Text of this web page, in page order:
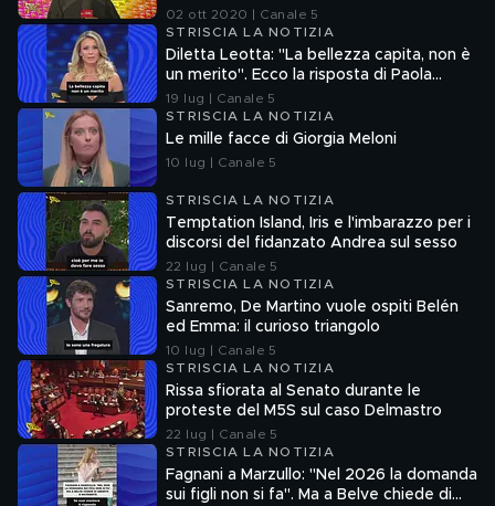
02 ott 2020 | Canale 5
STRISCIA LA NOTIZIA
Diletta Leotta: "La bellezza capita, non è
un merito". Ecco la risposta di Paola
Ferrari
19 lug | Canale 5
STRISCIA LA NOTIZIA
Le mille facce di Giorgia Meloni
10 lug | Canale 5
STRISCIA LA NOTIZIA
Temptation Island, Iris e l'imbarazzo per i
discorsi del fidanzato Andrea sul sesso
22 lug | Canale 5
STRISCIA LA NOTIZIA
Sanremo, De Martino vuole ospiti Belén
ed Emma: il curioso triangolo
10 lug | Canale 5
STRISCIA LA NOTIZIA
Rissa sfiorata al Senato durante le
proteste del M5S sul caso Delmastro
22 lug | Canale 5
STRISCIA LA NOTIZIA
Fagnani a Marzullo: "Nel 2026 la domanda
sui figli non si fa". Ma a Belve chiede di